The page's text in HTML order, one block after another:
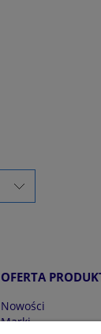
OFERTA
Nowości
Marki